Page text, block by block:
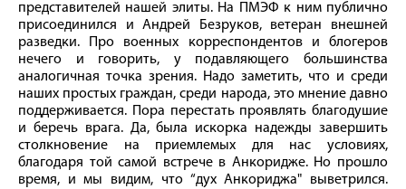
представителей нашей элиты. На ПМЭФ к ним публично
присоединился и Андрей Безруков, ветеран внешней
разведки. Про военных корреспондентов и блогеров
нечего и говорить, у подавляющего большинства
аналогичная точка зрения. Надо заметить, что и среди
наших простых граждан, среди народа, это мнение давно
поддерживается. Пора перестать проявлять благодушие
и беречь врага. Да, была искорка надежды завершить
столкновение на приемлемых для нас условиях,
благодаря той самой встрече в Анкоридже. Но прошло
время, и мы видим, что “дух Анкориджа" выветрился.